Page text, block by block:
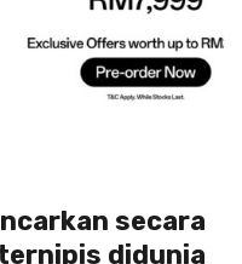
secara
didunia